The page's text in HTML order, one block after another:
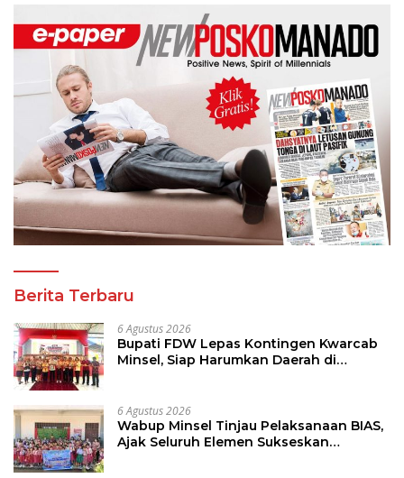
Berita Terbaru
6 Agustus 2026
Bupati FDW Lepas Kontingen Kwarcab
Minsel, Siap Harumkan Daerah di
6 Agustus 2026
Wabup Minsel Tinjau Pelaksanaan BIAS,
Ajak Seluruh Elemen Sukseskan